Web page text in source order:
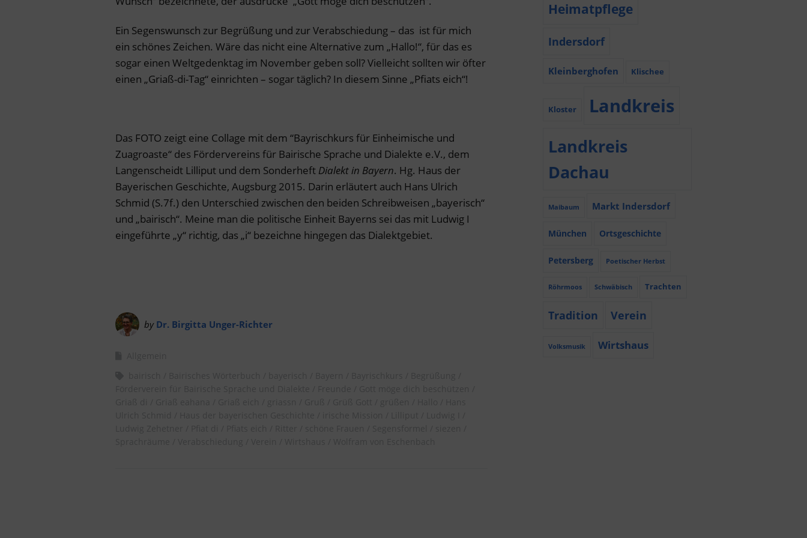
Ein Segenswunsch zur Begrüßung und zur Verabschiedung – das ist für mich
ein schönes Zeichen. Wäre das nicht eine Alternative zum „Hallo!“, für das es
sogar einen Weltgedenktag im November geben soll? Vielleicht sollten wir öfter
einen „Griaß-di-Tag“ einrichten – sogar täglich? In diesem Sinne „Pfiats eich“!
Das FOTO zeigt eine Collage mit dem “Bayrischkurs für Einheimische und
Zuagroaste“ des Fördervereins für Bairische Sprache und Dialekte e.V., dem
Langenscheidt Lilliput und dem Sonderheft Dialekt in Bayern. Hg. Haus der
Bayerischen Geschichte, Augsburg 2015. Darin erläutert auch Hans Ulrich
Schmid (S.7f.) den Unterschied zwischen den beiden Schreibweisen „bayerisch“
und „bairisch“. Meine man die politische Einheit Bayerns sei das mit Ludwig I
eingeführte „y“ richtig, das „i“ bezeichne hingegen das Dialektgebiet.
by Dr. Birgitta Unger-Richter
Heimatpflege
Indersdorf
Kleinberghofen Klischee
Kloster Landkreis
Landkreis
Dachau
Maibaum Markt Indersdorf
München Ortsgeschichte
Petersberg Poetischer Herbst
Röhrmoos Schwäbisch Trachten
Tradition Verein
Volksmusik Wirtshaus